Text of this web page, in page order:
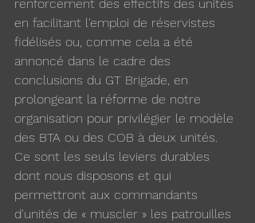
renforcement des effectifs des unités
en facilitant l'emploi de réservistes
fidélisés ou, comme cela a été
annoncé dans le cadre des
conclusions du GT Brigade, en
prolongeant la réforme de notre
organisation pour privilégier le modèle
des BTA ou des COB à deux unités.
Ce sont les seuls leviers durables
dont nous disposons et qui
permettront aux commandants
d'unités de « muscler » les patrouilles